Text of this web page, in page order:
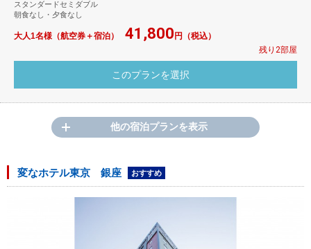
スタンダードセミダブル
朝食なし・夕食なし
大人1名様（航空券＋宿泊） 41,800円（税込）
残り2部屋
他の宿泊プランを表示
変なホテル東京 銀座 おすすめ